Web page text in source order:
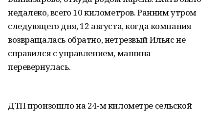
недалеко, всего 10 километров. Ранним утром
следующего дня, 12 августа, когда компания
возвращалась обратно, нетрезвый Ильяс не
справился с управлением, машина
перевернулась.
ДТП произошло на 24-м километре сельской